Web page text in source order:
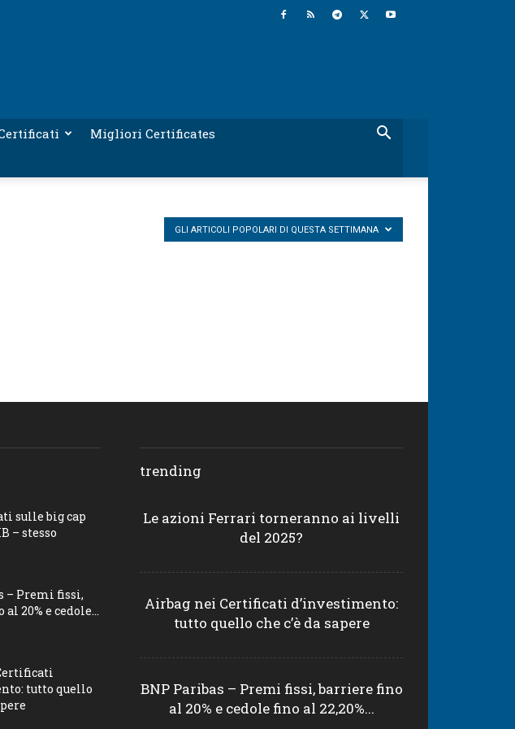
Migliori Certificates
GLI ARTICOLI POPOLARI DI QUESTA SETTIMANA
sulle big cap
– stesso
– Premi fissi,
20% e cedole...
tutto quello
trending
Le azioni Ferrari torneranno ai livelli
del 2025?
Airbag nei Certificati d’investimento:
tutto quello che c’è da sapere
BNP Paribas – Premi fissi, barriere fino
al 20% e cedole fino al 22,20%...